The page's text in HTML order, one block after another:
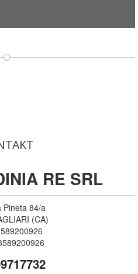
RE SRL
Pineta 84/a
(CA)